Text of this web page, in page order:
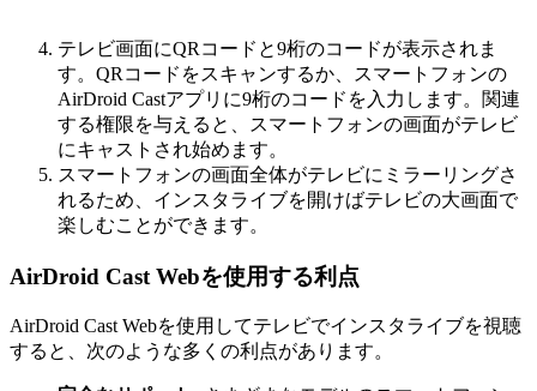
テレビ画面にQRコードと9桁のコードが表示されま
す。QRコードをスキャンするか、スマートフォンの
AirDroid Castアプリに9桁のコードを入力します。関連
する権限を与えると、スマートフォンの画面がテレビ
にキャストされ始めます。
スマートフォンの画面全体がテレビにミラーリングさ
れるため、インスタライブを開けばテレビの大画面で
楽しむことができます。
AirDroid Cast Webを使用する利点
AirDroid Cast Webを使用してテレビでインスタライブを視聴
すると、次のような多くの利点があります。